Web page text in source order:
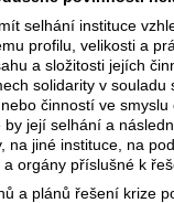
selhání instituce
profilu, velikosti a
a složitosti jejích
solidarity v
činností ve
její selhání a
jiné instituce, na
orgány příslušné k
a plánů řešení krize